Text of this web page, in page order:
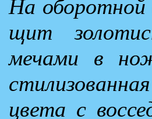
На оборотной
щит
мечами в
цвета с